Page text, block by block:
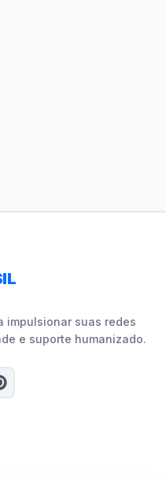
impulsionar suas redes
e suporte humanizado.